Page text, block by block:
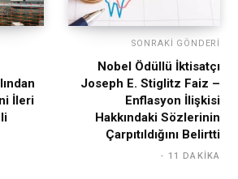
İleri
SONRAKI GÖNDERI
Nobel Ödüllü İktisatçı
Joseph E. Stiglitz Faiz –
Enflasyon İlişkisi
Hakkındaki Sözlerinin
Çarpıtıldığını Belirtti
11 DAKIKA